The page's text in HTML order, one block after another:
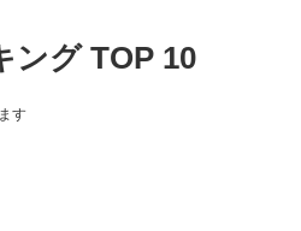
ング TOP 10
す